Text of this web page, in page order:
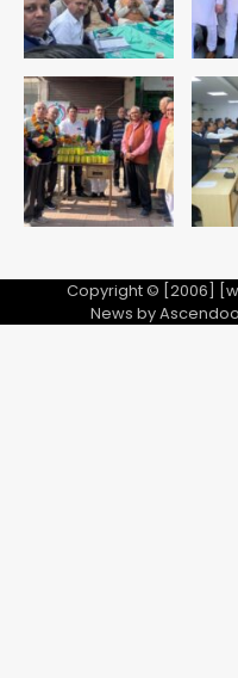
4
5
पोस्ट
Copyright © [2006]
News by